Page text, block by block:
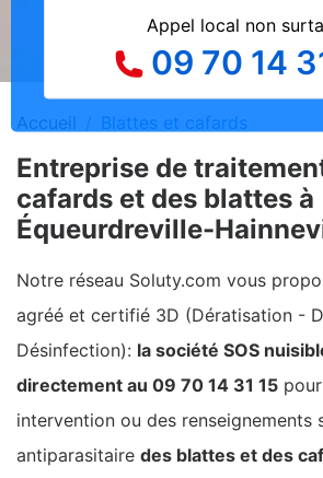
Appel local non
09 70 14
Accueil Blattes et cafards
Entreprise de
cafards et des blattes à
Équeurdreville-
Notre réseau Soluty.com vous
agréé et certifié 3D (Dératisation -
Désinfection): la société SOS
directement au 09 70 14 31 15
intervention ou des renseignements
antiparasitaire des blattes et des